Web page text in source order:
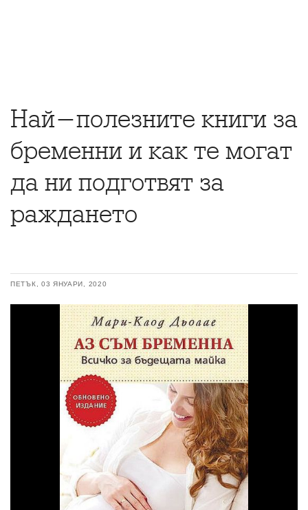
Най-полезните книги за
бременни и как те могат
да ни подготвят за
раждането
ПЕТЪК, 03 ЯНУАРИ, 2020